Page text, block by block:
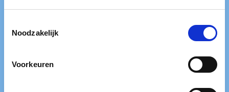
Noodzakelijk
Voorkeuren